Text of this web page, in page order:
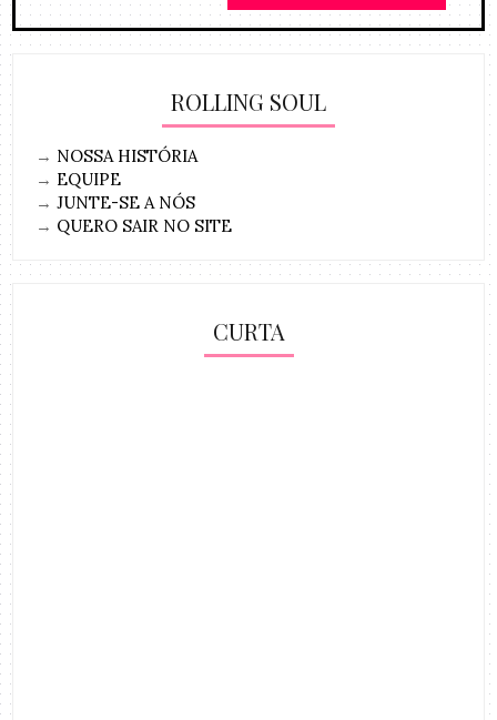
ROLLING SOUL
→ NOSSA HISTÓRIA
→ EQUIPE
→JUNTE-SE A NÓS
→ QUERO SAIR NO SITE
CURTA